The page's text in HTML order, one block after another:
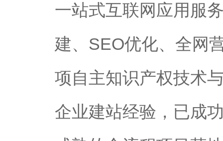
一站式互联网应用服
建、SEO优化、全网
项自主知识产权技术
企业建站经验，已成